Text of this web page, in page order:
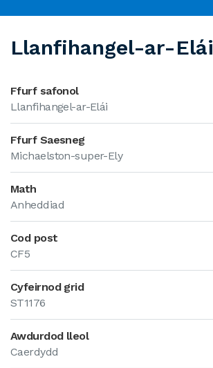
Llanfihangel-ar-Elái
Ffurf safonol
Llanfihangel-ar-Elái
Ffurf Saesneg
Michaelston-super-Ely
Math
Anheddiad
Cod post
CF5
Cyfeirnod grid
ST1176
Awdurdod lleol
Caerdydd